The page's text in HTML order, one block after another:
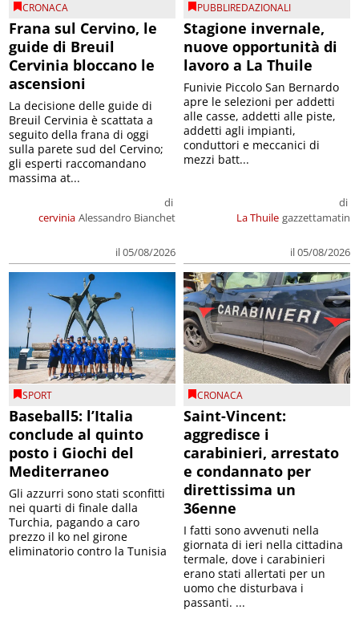
CRONACA
Frana sul Cervino, le
guide di Breuil
Cervinia bloccano le
ascensioni
cervinia
di
Alessandro Bianchet
il 05/08/2026
La decisione delle guide di
Breuil Cervinia è scattata a
seguito della frana di oggi
sulla parete sud del Cervino;
gli esperti raccomandano
massima at...
PUBBLIREDAZIONALI
Stagione invernale,
nuove opportunità di
lavoro a La Thuile
La Thuile
di
gazzettamatin
il 05/08/2026
Funivie Piccolo San Bernardo
apre le selezioni per addetti
alle casse, addetti alle piste,
addetti agli impianti,
conduttori e meccanici di
mezzi batt...
SPORT
Baseball5: l’Italia
conclude al quinto
posto i Giochi del
Mediterraneo
Gli azzurri sono stati sconfitti
nei quarti di finale dalla
Turchia, pagando a caro
prezzo il ko nel girone
eliminatorio contro la Tunisia
CRONACA
Saint-Vincent:
aggredisce i
carabinieri, arrestato
e condannato per
direttissima un
36enne
I fatti sono avvenuti nella
giornata di ieri nella cittadina
termale, dove i carabinieri
erano stati allertati per un
uomo che disturbava i
passanti. ...